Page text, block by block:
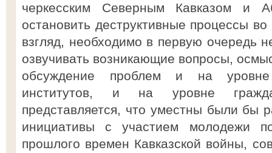
черкесским Северным Кавказом и
остановить деструктивные процессы
взгляд, необходимо в первую очередь
озвучивать возникающие вопросы,
обсуждение проблем и на уровне
институтов, и на уровне
представляется, что уместны были бы
инициативы с участием молодежи
прошлого времен Кавказской войны,